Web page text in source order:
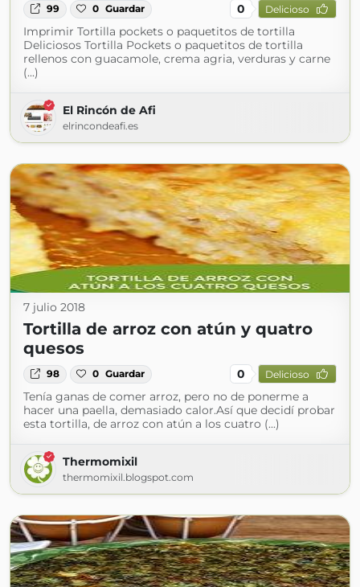
99 0 Guardar 0 Delicioso
Imprimir Tortilla pockets o paquetitos de tortilla
Deliciosos Tortilla Pockets o paquetitos de tortilla
rellenos con guacamole, crema agria, verduras y carne
(...)
El Rincón de Afi
elrincondeafi.es
7 julio 2018
Tortilla de arroz con atún y quatro
quesos
98 0 Guardar 0 Delicioso
Tenía ganas de comer arroz, pero no de ponerme a
hacer una paella, demasiado calor.Así que decidí probar
esta tortilla, de arroz con atún a los cuatro (...)
Thermomixil
thermomixil.blogspot.com